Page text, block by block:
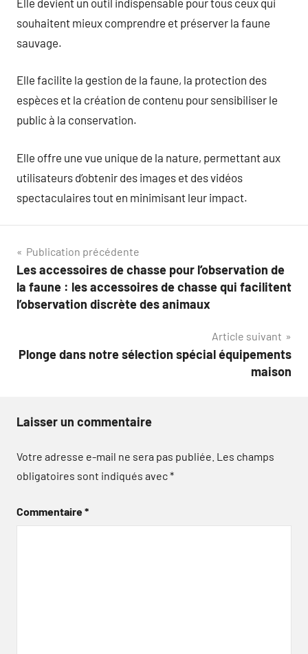
souhaitent mieux comprendre et préserver la faune
sauvage.
Elle facilite la gestion de la faune, la protection des
espèces et la création de contenu pour sensibiliser le
public à la conservation.
Elle offre une vue unique de la nature, permettant aux
utilisateurs d’obtenir des images et des vidéos
spectaculaires tout en minimisant leur impact.
Navigation
de
l’article
Publication précédente
Les accessoires de chasse pour l’observation de
la faune : les accessoires de chasse qui facilitent
l’observation discrète des animaux
Article suivant
Plonge dans notre sélection spécial équipements
maison
Laisser un commentaire
Votre adresse e-mail ne sera pas publiée. Les champs
obligatoires sont indiqués avec*
Commentaire*